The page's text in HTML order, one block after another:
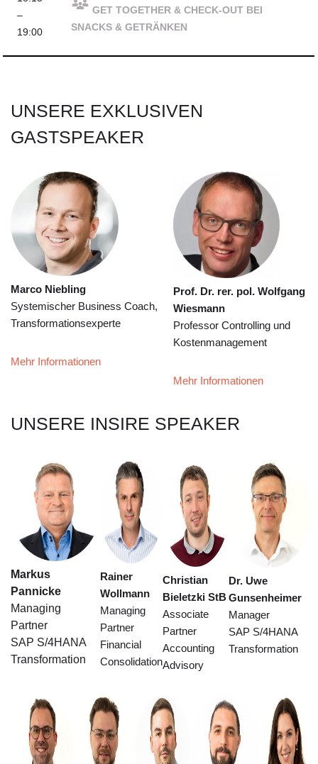
–
19:00
GET TOGETHER & CHECK-OUT BEI
SNACKS & GETRÄNKEN
UNSERE EXKLUSIVEN
GASTSPEAKER
Marco Niebling
Systemischer Business Coach,
Transformationsexperte
Mehr Informationen
Prof. Dr. rer. pol. Wolfgang
Wiesmann
Professor Controlling und
Kostenmanagement
Mehr Informationen
UNSERE INSIRE SPEAKER
Markus
Pannicke
Managing
Partner
SAP S/4HANA
Transformation
Rainer
Wollmann
Managing
Partner
Financial
Consolidation
Christian
Bieletzki StB
Associate
Partner
Accounting
Advisory
Dr. Uwe
Gunsenheimer
Manager
SAP S/4HANA
Transformation